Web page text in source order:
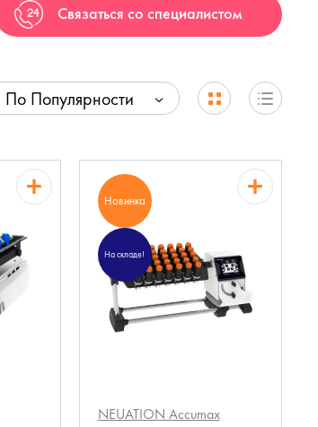
Связаться со специалистом
По Популярности
Новинка
На складе!
NEUATION Accumax